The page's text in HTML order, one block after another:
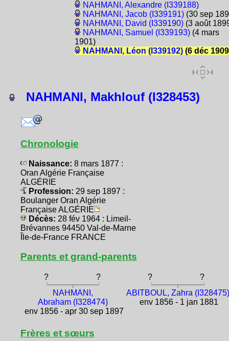
NAHMANI, Alexandre (I339188)
NAHMANI, Jacob (I339191)(30 sep
NAHMANI, David (I339190)(3 août
NAHMANI, Samuel (I339193)(4 mars
1901)
NAHMANI, Léon (I339192)(6 déc
NAHMANI, Makhlouf (I328453)
Chronologie
Naissance: 8 mars 1877 :
Oran Algérie Française
ALGÉRIE
Profession: 29 sep 1897 :
Boulanger Oran Algérie
Française ALGÉRIE
Décès: 28 fév 1964 : Limeil-
Brévannes 94450 Val-de-Marne
Île-de-France FRANCE
Parents et grand-parents
? ? ?
?
NAHMANI,
Abraham (I328474)
env 1856 - apr 30 sep 1897
ABITBOUL, Zahra (I328475)
env 1856 - 1 jan 1881
Frères et sœurs